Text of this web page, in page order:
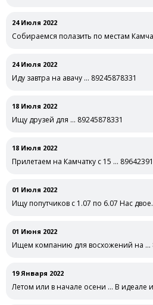
24 Июля 2022
Собираемся полазить по местам
24 Июля 2022
Иду завтра на авачу … 89245878331
18 Июля 2022
Ищу друзей для … 89245878331
18 Июля 2022
Прилетаем на Камчатку с 15 …
01 Июля 2022
Ищу попутчиков с 1.07 по 6.07 Нас
01 Июня 2022
Ищем компанию для восхожений на …
19 Января 2022
Летом или в начале осени … В